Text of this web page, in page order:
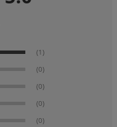
(1)
(0)
(0)
(0)
(0)